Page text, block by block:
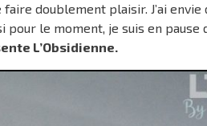
doublement plaisir. J’ai envie
le moment, je suis en pause
L’Obsidienne.